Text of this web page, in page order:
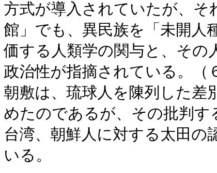
方式が導入されていたが、そ
館」でも、異民族を「未開人
価する人類学の関与と、その
政治性が指摘されている。（
朝敷は、琉球人を陳列した差
めたのであるが、その批判
台湾、朝鮮人に対する太田の
いる。